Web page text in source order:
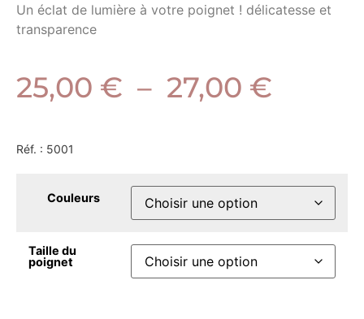
Un éclat de lumière à votre poignet ! délicatesse et
transparence
25,00 € – 27,00 €
Réf. : 5001
Couleurs
Taille du
poignet